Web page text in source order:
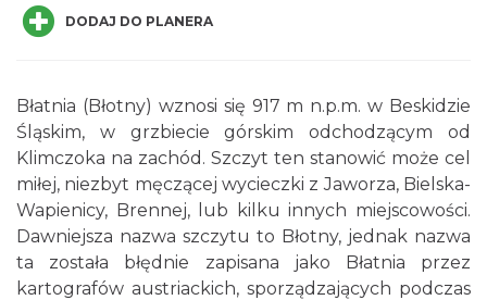
DODAJ DO PLANERA
Błatnia (Błotny) wznosi się 917 m n.p.m. w Beskidzie
Śląskim, w grzbiecie górskim odchodzącym od
Klimczoka na zachód. Szczyt ten stanowić może cel
miłej, niezbyt męczącej wycieczki z Jaworza, Bielska-
Wapienicy, Brennej, lub kilku innych miejscowości.
Dawniejsza nazwa szczytu to Błotny, jednak nazwa
ta została błędnie zapisana jako Błatnia przez
kartografów austriackich, sporządzających podczas